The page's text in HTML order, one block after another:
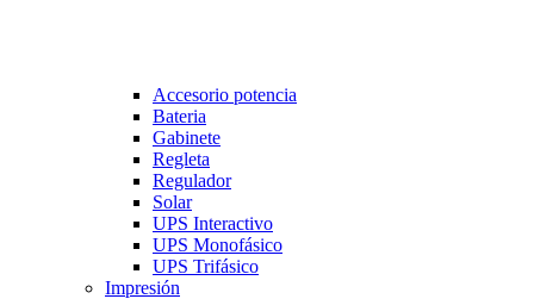
Accesorio potencia
Bateria
Gabinete
Regleta
Regulador
Solar
UPS Interactivo
UPS Monofásico
UPS Trifásico
Impresión